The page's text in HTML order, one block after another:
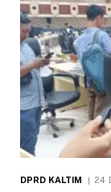
DPRD KALTIM 24